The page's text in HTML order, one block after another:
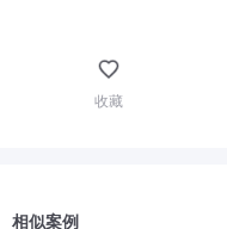
收藏
相似案例